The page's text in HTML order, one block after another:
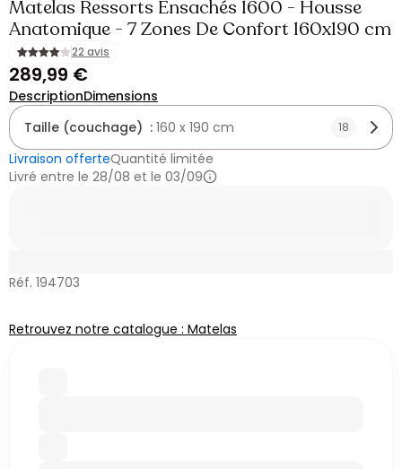
Matelas Ressorts Ensachés 1600 - Housse
Anatomique - 7 Zones De Confort 160x190 cm
22 avis
289,99 €
DescriptionDimensions
Taille (couchage) : 160 x 190 cm 18
Livraison offerteQuantité limitée
Livré entre le 28/08 et le 03/09
Réf. 194703
Retrouvez notre catalogue : Matelas